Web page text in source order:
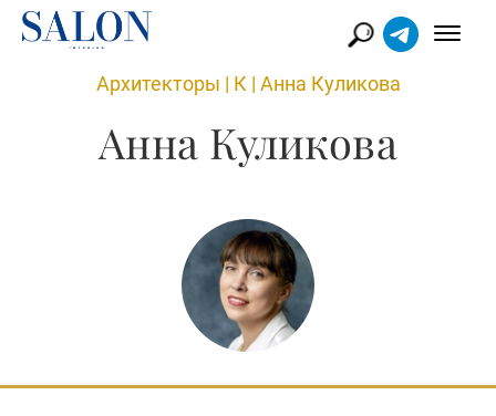
Архитекторы | К | Анна Куликова
Анна Куликова